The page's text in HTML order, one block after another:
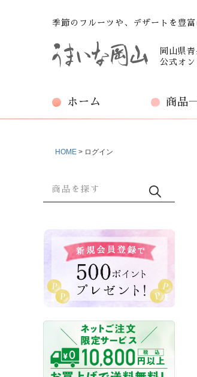
季節のフルーツや、デザートを豊富
岡山県
公式オ
ホーム 商品
HOME ログイン
商品検索